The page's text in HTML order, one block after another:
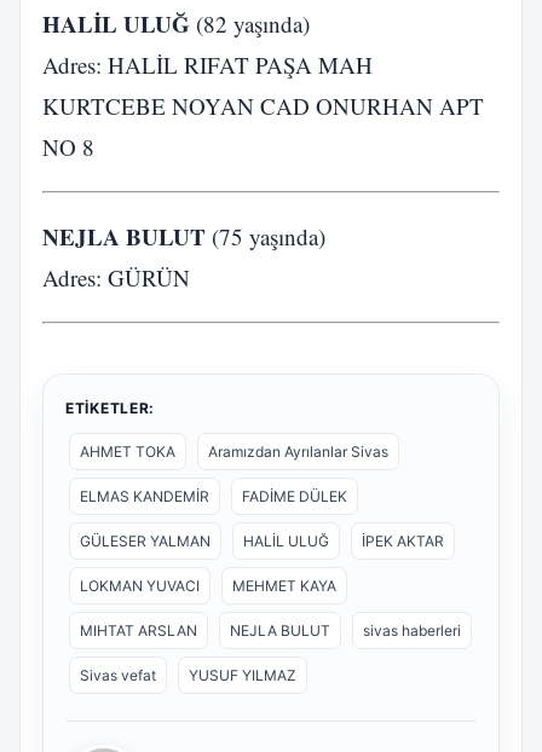
HALİL ULUĞ (82 yaşında)
Adres: HALİL RIFAT PAŞA MAH
KURTCEBE NOYAN CAD ONURHAN APT
NO 8
NEJLA BULUT (75 yaşında)
Adres: GÜRÜN
ETIKETLER:
AHMET TOKA Aramızdan Ayrılanlar Sivas
ELMAS KANDEMİR FADİME DÜLEK
GÜLESER YALMAN HALİL ULUĞ İPEK AKTAR
LOKMAN YUVACI MEHMET KAYA
MIHTAT ARSLAN NEJLA BULUT sivas haberleri
Sivas vefat YUSUF YILMAZ